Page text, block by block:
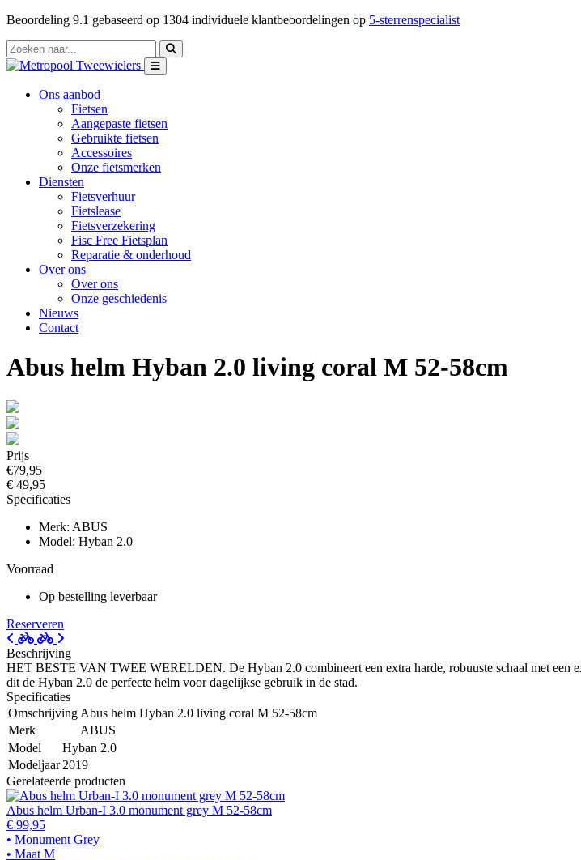
Beoordeling 9.1 gebaseerd op 1304 individuele klantbeoordelingen op 5-sterrenspecialist
Ons aanbod
Fietsen
Aangepaste fietsen
Gebruikte fietsen
Accessoires
Onze fietsmerken
Diensten
Fietsverhuur
Fietslease
Fietsverzekering
Fisc Free Fietsplan
Reparatie & onderhoud
Over ons
Over ons
Onze geschiedenis
Nieuws
Contact
Abus helm Hyban 2.0 living coral M 52-58cm
Prijs
€79,95
€ 49,95
Specificaties
Merk: ABUS
Model: Hyban 2.0
Voorraad
Op bestelling leverbaar
Reserveren
Beschrijving
HET BESTE VAN TWEE WERELDEN. De Hyban 2.0 combineert een extra harde, robuuste schaal met een
dit de Hyban 2.0 de perfecte helm voor dagelijkse gebruik in de stad.
Specificaties
Omschrijving Abus helm Hyban 2.0 living coral M 52-58cm
Merk
ABUS
Model
Hyban 2.0
Modeljaar 2019
Gerelateerde producten
Abus helm Urban-I 3.0 monument grey M 52-58cm
€ 99,95
• Monument Grey
• Maat M